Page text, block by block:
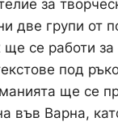
за
две групи от
се работи
под
ще се
във Варна,